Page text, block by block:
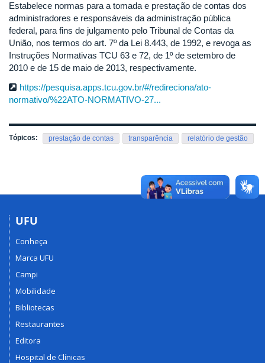
Estabelece normas para a tomada e prestação de contas dos
administradores e responsáveis da administração pública
federal, para fins de julgamento pelo Tribunal de Contas da
União, nos termos do art. 7º da Lei 8.443, de 1992, e revoga as
Instruções Normativas TCU 63 e 72, de 1º de setembro de
2010 e de 15 de maio de 2013, respectivamente.
https://pesquisa.apps.tcu.gov.br/#/redireciona/ato-
normativo/%22ATO-NORMATIVO-27...
Tópicos: prestação de contas transparência relatório de gestão
UFU
Conheça
Marca UFU
Campi
Mobilidade
Bibliotecas
Restaurantes
Editora
Hospital de Clínicas